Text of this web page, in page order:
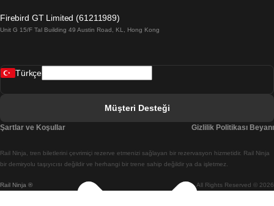
Belfast Dublin Treni
Budapeşte Viyana Treni
Busan Cheonan(Asan) Treni
Firebird GT Limited (61211989)
Unit G 15/F Tal Building 49 Austin Road, KL, Hong Kong
Rail Ninja ® All Rights Reserved © 2026
Rail Ninja, tren biletlerini çevrimiçi rezerve etmenizi sağlayan bir rezervasyon hizmetidir. Rail Ninja
bir demiryolu taşıyıcısı değildir ve herhangi bir trene sahip değildir ya da işletmez.
Türkçe
Müşteri Desteği
Şartlar ve Koşullar Gizlilik Politikası Beyanı